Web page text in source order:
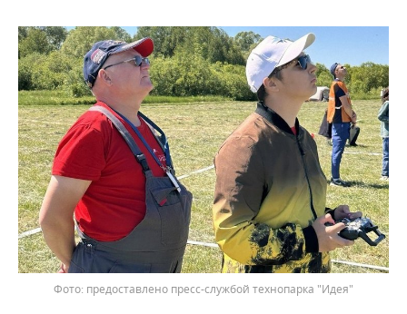
предоставлено пресс-службой технопарка "Идея"